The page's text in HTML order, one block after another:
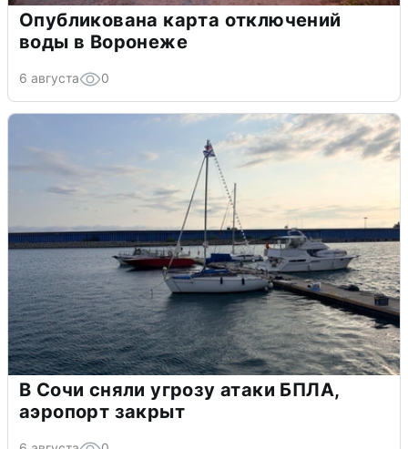
Опубликована карта отключений
воды в Воронеже
6 августа 0
В Сочи сняли угрозу атаки БПЛА,
аэропорт закрыт